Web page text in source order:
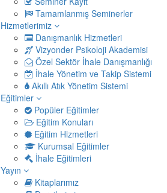
Tamamlanmış Seminerler
Hizmetlerimiz
Danışmanlık Hizmetleri
Vizyonder Psikoloji Akademisi
Özel Sektör İhale Danışmanlığı
İhale Yönetim ve Takip Sistemi
Akıllı Atık Yönetim Sistemi
Eğitimler
Popüler Eğitimler
Eğitim Konuları
Eğitim Hizmetleri
Kurumsal Eğitimler
İhale Eğitimleri
Yayın
Kitaplarımız